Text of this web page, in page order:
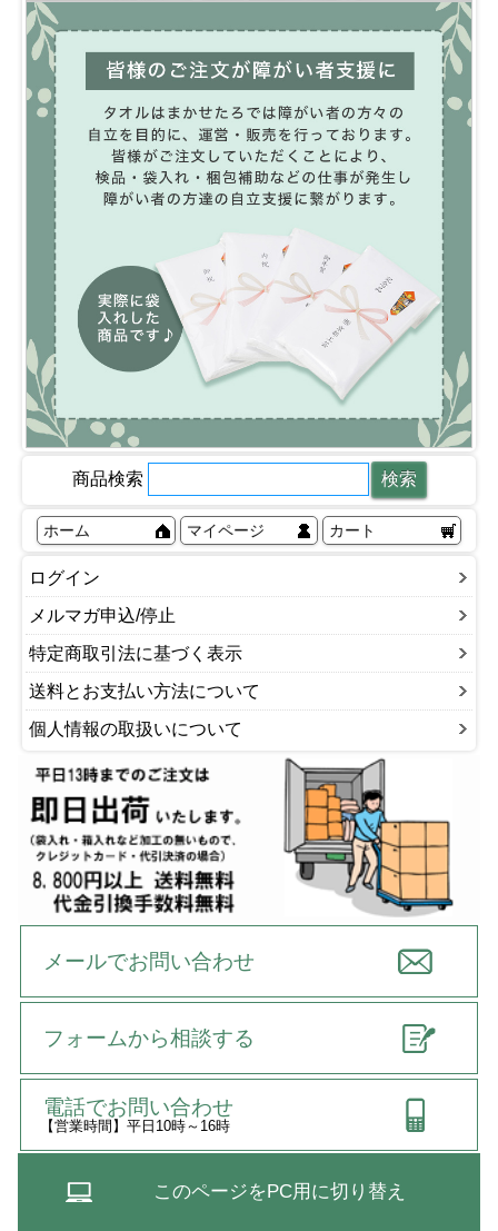
商品検索
ホーム マイページ カート
ログイン
メルマガ申込/停止
特定商取引法に基づく表示
送料とお支払い方法について
個人情報の取扱いについて
メールでお問い合わせ
フォームから相談する
電話でお問い合わせ
【営業時間】平日10時～16時
このページをPC用に切り替え